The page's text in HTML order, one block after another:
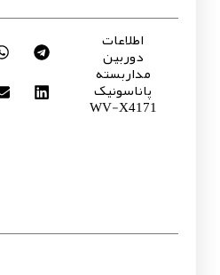
اطلاعات
دوربین
مداربسته
پاناسونیک
WV-X4171